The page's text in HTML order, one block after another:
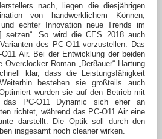
nach, liegen die diesjährigen
von handwerklichem Können,
und echter Innovation neue Trends im
setzen“. So wird die CES 2018 auch
des PC-O11 vorzustellen: Das
Air. Bei der Entwicklung der beiden
Roman „Der8auer“ Hartung
klar, dass die Leistungsfähigkeit
bestehen sie großteils auch
wurden sie auf den Betrieb mit
das PC-O11 Dynamic sich eher an
richtet, während das PC-O11 Air eine
darstellt. Die Optik soll durch den
insgesamt noch cleaner wirken.